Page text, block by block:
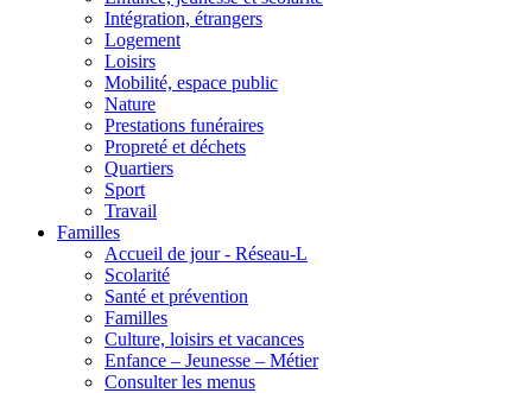
Intégration, étrangers
Logement
Loisirs
Mobilité, espace public
Nature
Prestations funéraires
Propreté et déchets
Quartiers
Sport
Travail
Familles
Accueil de jour - Réseau-L
Scolarité
Santé et prévention
Familles
Culture, loisirs et vacances
Enfance – Jeunesse – Métier
Consulter les menus